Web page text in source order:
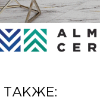
ТАКЖЕ: